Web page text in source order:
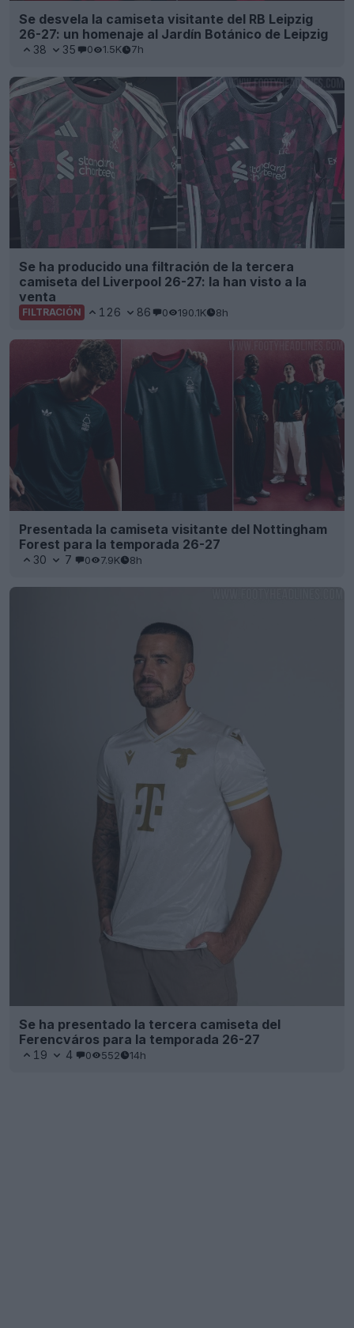
Se desvela la camiseta visitante del RB Leipzig
26-27: un homenaje al Jardín Botánico de Leipzig
38 35 0 1.5K 7h
Se ha producido una filtración de la tercera
camiseta del Liverpool 26-27: la han visto a la
venta
FILTRACIÓN 126 86 0 190.1K 8h
Presentada la camiseta visitante del Nottingham
Forest para la temporada 26-27
30 7 0 7.9K 8h
Se ha presentado la tercera camiseta del
Ferencváros para la temporada 26-27
19 4 0 552 14h